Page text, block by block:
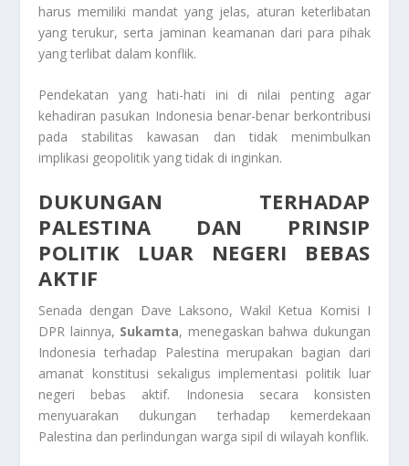
harus memiliki mandat yang jelas, aturan keterlibatan
yang terukur, serta jaminan keamanan dari para pihak
yang terlibat dalam konflik.
Pendekatan yang hati-hati ini di nilai penting agar
kehadiran pasukan Indonesia benar-benar berkontribusi
pada stabilitas kawasan dan tidak menimbulkan
implikasi geopolitik yang tidak di inginkan.
DUKUNGAN TERHADAP
PALESTINA DAN PRINSIP
POLITIK LUAR NEGERI BEBAS
AKTIF
Senada dengan Dave Laksono, Wakil Ketua Komisi I
DPR lainnya, Sukamta, menegaskan bahwa dukungan
Indonesia terhadap Palestina merupakan bagian dari
amanat konstitusi sekaligus implementasi politik luar
negeri bebas aktif. Indonesia secara konsisten
menyuarakan dukungan terhadap kemerdekaan
Palestina dan perlindungan warga sipil di wilayah konflik.